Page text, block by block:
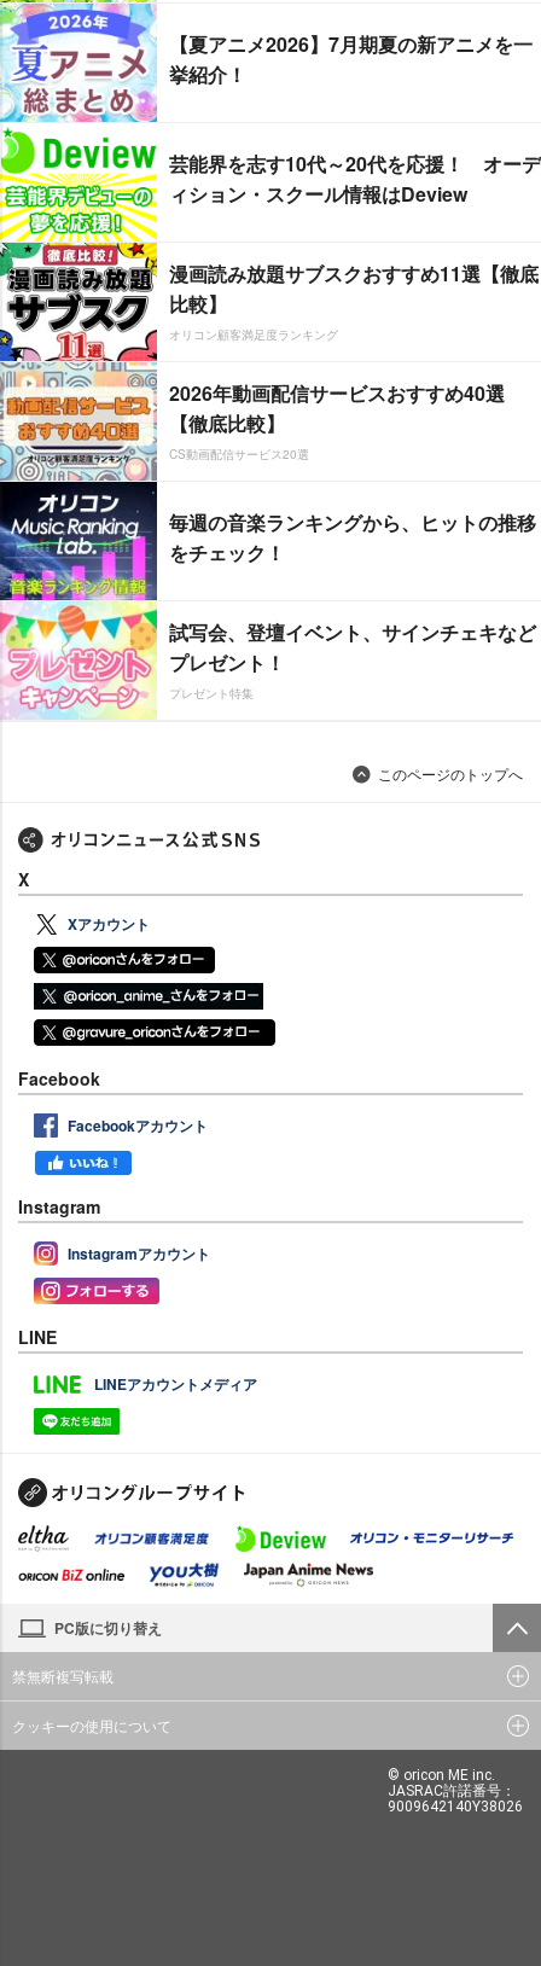
【夏アニメ2026】7月期夏の新アニメを一
挙紹介！
芸能界を志す10代～20代を応援！ オーデ
ィション・スクール情報はDeview
漫画読み放題サブスクおすすめ11選【徹底
比較】
オリコン顧客満足度ランキング
2026年動画配信サービスおすすめ40選
【徹底比較】
CS動画配信サービス20選
毎週の音楽ランキングから、ヒットの推移
をチェック！
試写会、登壇イベント、サインチェキなど
プレゼント！
プレゼント特集
このページのトップへ
X
Xアカウント
Facebook
Facebookアカウント
Instagram
Instagramアカウント
LINE
LINEアカウントメディア
PC版に切り替え
禁無断複写転載
クッキーの使用について
© oricon ME inc.
JASRAC許諾番号：
9009642140Y38026